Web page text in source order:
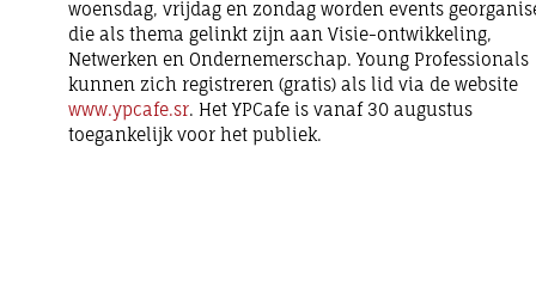
woensdag, vrijdag en zondag worden events
die als thema gelinkt zijn aan Visie-ontwikkeling,
Netwerken en Ondernemerschap. Young Professionals
kunnen zich registreren (gratis) als lid via de website
www.ypcafe.sr. Het YPCafe is vanaf 30 augustus
toegankelijk voor het publiek.